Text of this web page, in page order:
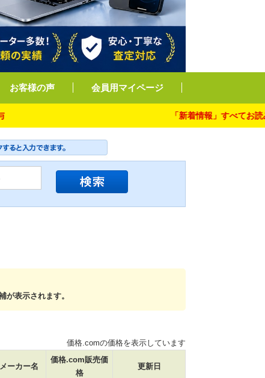
お客様の声 会員用マイページ
「新着情報」すべてお読み下さい
が表示されます。
価格.comの価格を表示しています
メーカー名
価格.com販売価
格
更新日